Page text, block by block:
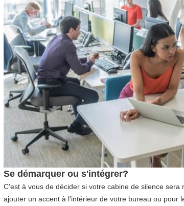
Se démarquer ou s'intégrer?
C'est à vous de décider si votre cabine de silence
ajouter un accent à l'intérieur de votre bureau ou pour